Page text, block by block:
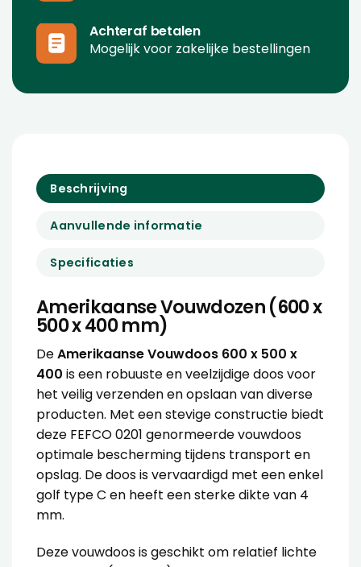
Achteraf betalen
Mogelijk voor zakelijke bestellingen
Beschrijving
Aanvullende informatie
Specificaties
Amerikaanse Vouwdozen (600 x
500 x 400 mm)
DeAmerikaanse Vouwdoos 600 x 500 x
400 is een robuuste en veelzijdige doos voor
het veilig verzenden en opslaan van diverse
producten. Met een stevige constructie biedt
deze FEFCO 0201 genormeerde vouwdoos
optimale bescherming tijdens transport en
opslag. De doos is vervaardigd met een enkel
golf type C en heeft een sterke dikte van 4
mm.
Deze vouwdoos is geschikt om relatief lichte